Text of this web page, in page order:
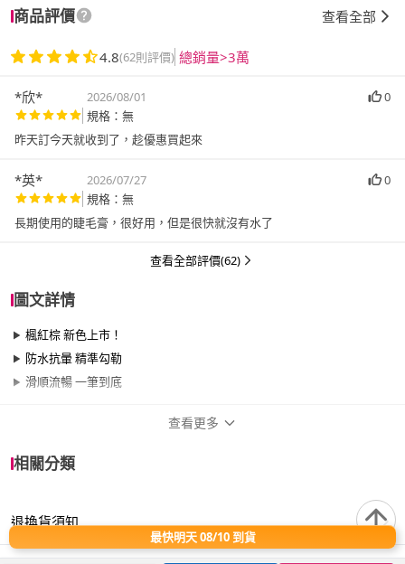
商品評價 查看全部
4.8(62則評價) 總銷量>3萬
*欣* 2026/08/01
0
規格：無
昨天訂今天就收到了，趁優惠買起來
*英* 2026/07/27
0
規格：無
長期使用的睫毛膏，很好用，但是很快就沒有水了
查看全部評價(62)
圖文詳情
楓紅棕 新色上市！
防水抗暈 精準勾勒
滑順流暢 一筆到底
品牌名稱
色調 棕色調、黑色調
查看更多
相關分類
退換貨須知
最快明天 08/10 到貨